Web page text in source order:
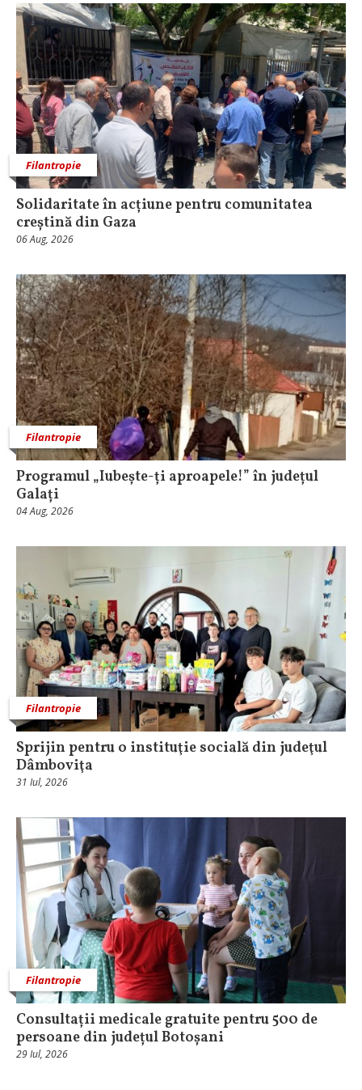
Filantropie
Solidaritate în acțiune pentru comunitatea
creștină din Gaza
06 Aug, 2026
Filantropie
Programul „Iubește-ți aproapele!” în județul
Galați
04 Aug, 2026
Filantropie
Sprijin pentru o instituţie socială din judeţul
Dâmboviţa
31 Iul, 2026
Filantropie
Consultații medicale gratuite pentru 500 de
persoane din județul Botoșani
29 Iul, 2026